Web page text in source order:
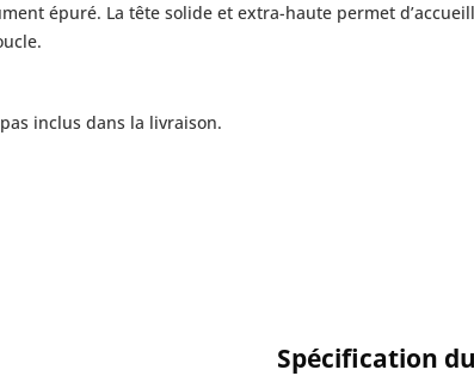
épuré. La tête solide et extra-haute permet
inclus dans la livraison.
Spécification